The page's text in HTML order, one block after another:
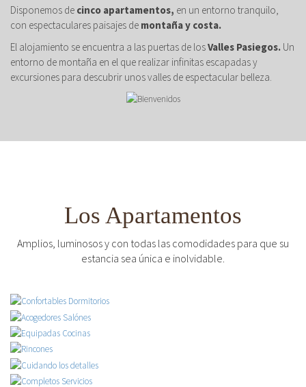
Disponemos de cinco apartamentos, en un entorno tranquilo,
con espectaculares paisajes de montaña y costa.
El alojamiento se encuentra a las puertas de losValles Pasiegos. Un
entorno de montaña en el que realizar infinitas escapadas y
excursiones para descubrir unos valles de espectacular belleza.
Los Apartamentos
Amplios, luminosos y con todas las comodidades para que su
estancia sea única e inolvidable.